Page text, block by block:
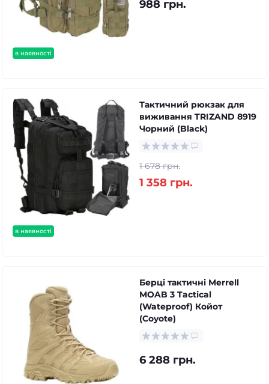
в наявності
988 грн.
в наявності
Тактичний рюкзак для
виживання TRIZAND 8919
Чорний (Black)
1 678 грн.
1 358 грн.
Берці тактичні Merrell
MOAB 3 Tactical
(Wateproof) Койот
(Coyote)
6 288 грн.